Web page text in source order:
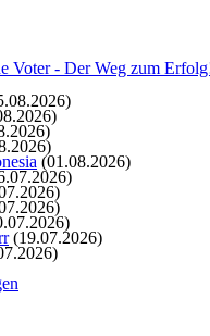
(01.08.2026)
(19.07.2026)